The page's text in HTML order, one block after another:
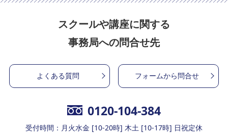
スクールや講座に関する
事務局への問合せ先
よくある質問 フォームから問合せ
0120-104-384
受付時間：月火水金 [10-20時] 木土 [10-17時] 日祝定休